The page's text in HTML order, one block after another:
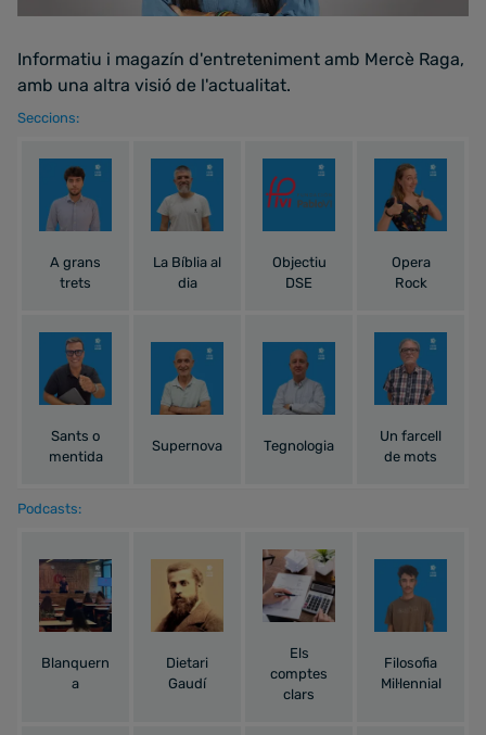
Informatiu i magazín d'entreteniment amb Mercè Raga,
amb una altra visió de l'actualitat.
Seccions:
A grans
trets
La Bíblia al
dia
Objectiu
DSE
Opera
Rock
Sants o
mentida
Supernova Tegnologia
Un farcell
de mots
Podcasts:
Blanquern
a
Dietari
Gaudí
Els
comptes
clars
Filosofia
Mil·lennial